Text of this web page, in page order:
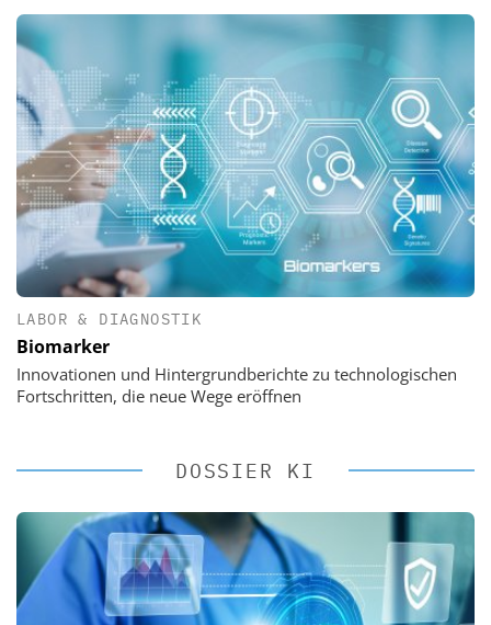
LABOR & DIAGNOSTIK
Biomarker
Innovationen und Hintergrundberichte zu technologischen
Fortschritten, die neue Wege eröffnen
DOSSIER KI